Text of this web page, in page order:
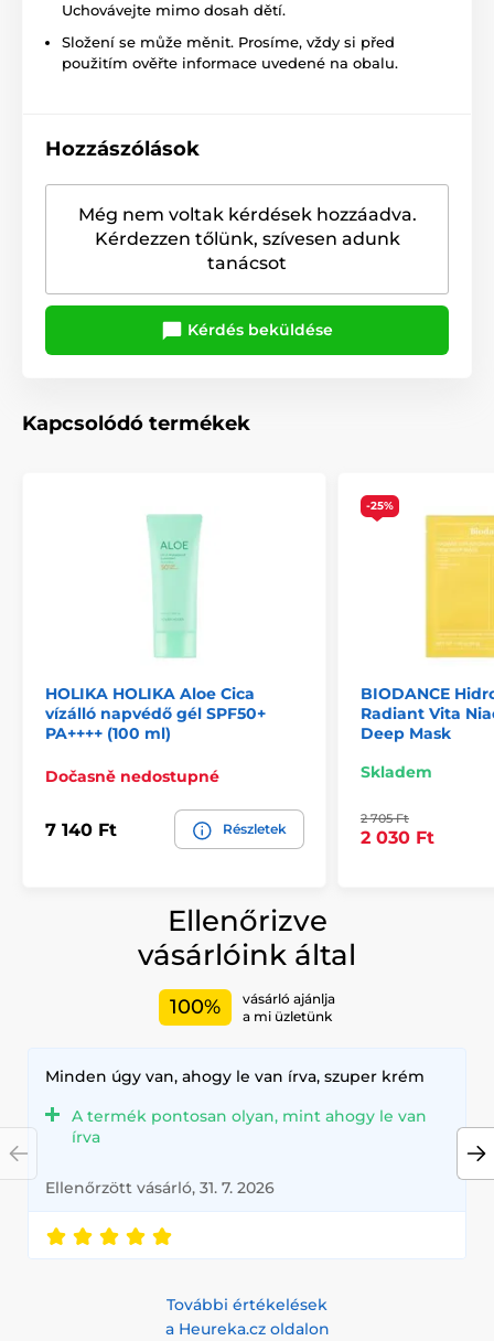
Uchovávejte mimo dosah dětí.
Složení se může měnit. Prosíme, vždy si před
použitím ověřte informace uvedené na obalu.
Hozzászólások
Még nem voltak kérdések hozzáadva.
Kérdezzen tőlünk, szívesen adunk
tanácsot
Kérdés beküldése
Kapcsolódó termékek
HOLIKA HOLIKA Aloe Cica
vízálló napvédő gél SPF50+
PA++++ (100 ml)
Dočasně nedostupné
7 140 Ft Részletek
-25%
BIODANCE
Radiant Vita
Deep Mask
Skladem
2 705 Ft
2 030 Ft
Ellenőrizve
vásárlóink által
100%
vásárló ajánlja
a mi üzletünk
Minden úgy van, ahogy le van írva, szuper krém
A termék pontosan olyan, mint ahogy le van
írva
Ellenőrzött vásárló, 31. 7. 2026
További értékelések
a Heureka.cz oldalon